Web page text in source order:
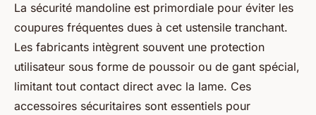
La sécurité mandoline est primordiale pour éviter les
coupures fréquentes dues à cet ustensile tranchant.
Les fabricants intègrent souvent une protection
utilisateur sous forme de poussoir ou de gant spécial,
limitant tout contact direct avec la lame. Ces
accessoires sécuritaires sont essentiels pour